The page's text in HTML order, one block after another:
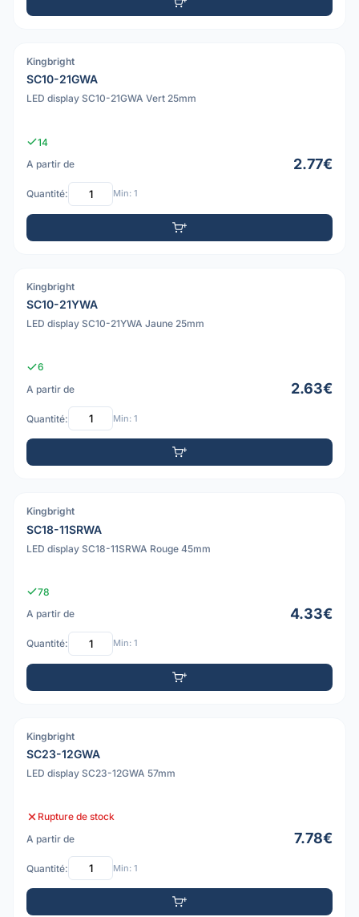
PDF
Kingbright
SC10-21GWA
LED display SC10-21GWA Vert 25mm
14
A partir de
2.77€
Quantité: Min: 1
PDF
Kingbright
SC10-21YWA
LED display SC10-21YWA Jaune 25mm
6
A partir de
2.63€
Quantité: Min: 1
PDF
Kingbright
SC18-11SRWA
LED display SC18-11SRWA Rouge 45mm
78
A partir de
4.33€
Quantité: Min: 1
PDF
Kingbright
SC23-12GWA
LED display SC23-12GWA 57mm
Rupture de stock
A partir de
7.78€
Quantité: Min: 1